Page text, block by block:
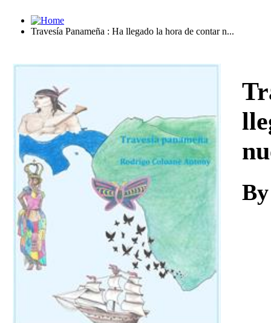
Travesía Panameña : Ha llegado la hora de contar n...